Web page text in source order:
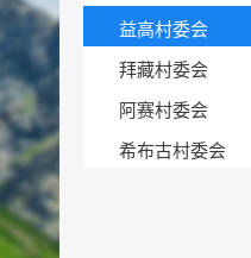
益高村委会
拜藏村委会
阿赛村委会
希布古村委会